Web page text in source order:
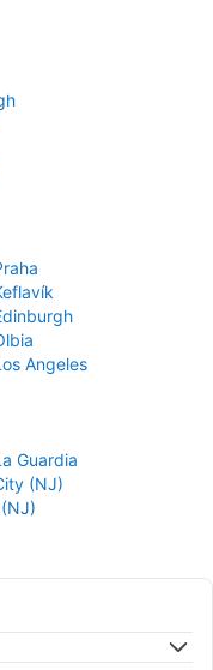
Angeles
Guardia
(NJ)